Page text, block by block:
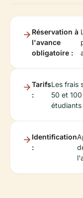
Réservation à
l'avance
obligatoire :
Tarifs
:
Les frais
50 et
étudiants
Identification
: